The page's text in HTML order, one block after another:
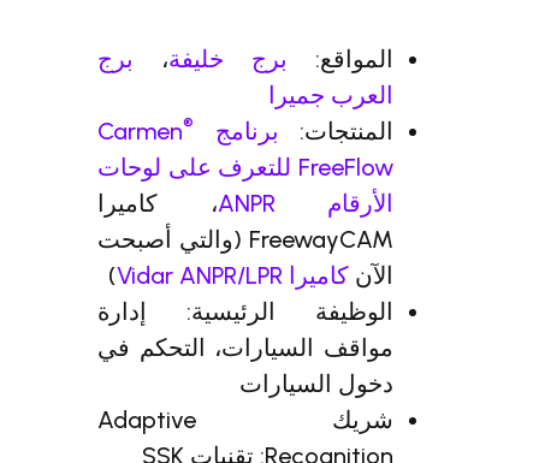
المواقع:برج خليفة،
برج
العرب جميرا
المنتجات:برنامج Carmen
FreeFlow للتعرف على لوحات
الأرقام ANPR
، كاميرا
FreewayCAM (والتي أصبحت
كاميرا Vidar ANPR/LPR
)
الوظيفة الرئيسية: إدارة
مواقف السيارات، التحكم في
دخول السيارات
شريك Adaptive
Recognition: تقنيات SSK